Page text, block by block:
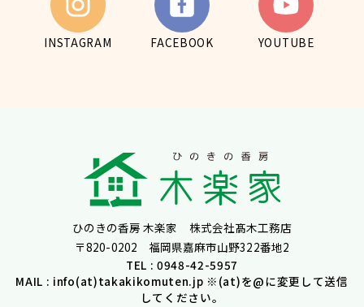
INSTAGRAM FACEBOOK YOUTUBE
ひのきの香房 木楽家 株式会社髙木工務店
〒820-0202 福岡県嘉麻市山野322番地2
TEL : 0948-42-5957
MAIL : info(at)takakikomuten.jp ※(at)を@に変更して送信
してください。